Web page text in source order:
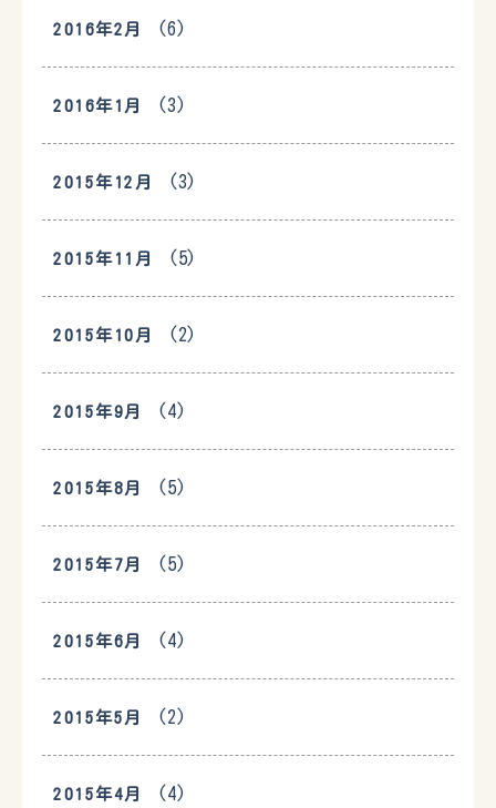
2016年2月 (6)
2016年1月 (3)
2015年12月 (3)
2015年11月 (5)
2015年10月 (2)
2015年9月 (4)
2015年8月 (5)
2015年7月 (5)
2015年6月 (4)
2015年5月 (2)
2015年4月 (4)